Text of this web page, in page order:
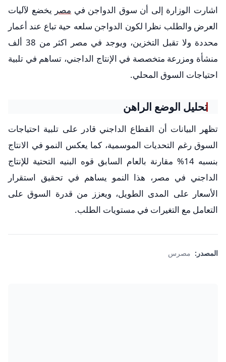
اشارت الوزارة إلى أن سوق الدواجن في مصر يخضع لآليات
العرض والطلب نظرا لكون الدواجن سلعه حية تباع عند أعمار
محددة ولا تقبل التخزين، ويوجد في مصر اكثر من 38 ألف
منشأة ومزرعة متخصصة في الإنتاج الداجني، تساهم في تلبية
احتياجات السوق المحلي.
تحليل الوضع الراهن
تظهر البيانات أن القطاع الداجني قادر على تلبية احتياجات
السوق رغم التحديات الموسمية، كما يعكس النمو في الانتاج
بنسبه 14% مقارنة بالعام السابق قوه البنيه التحتية للإنتاج
الداجني في مصر، هذا النمو يساهم في تحقيق استقرار
الأسعار على المدى الطويل، ويعزز من قدرة السوق على
التعامل مع التغيرات في مستويات الطلب.
المصدر: مصرس